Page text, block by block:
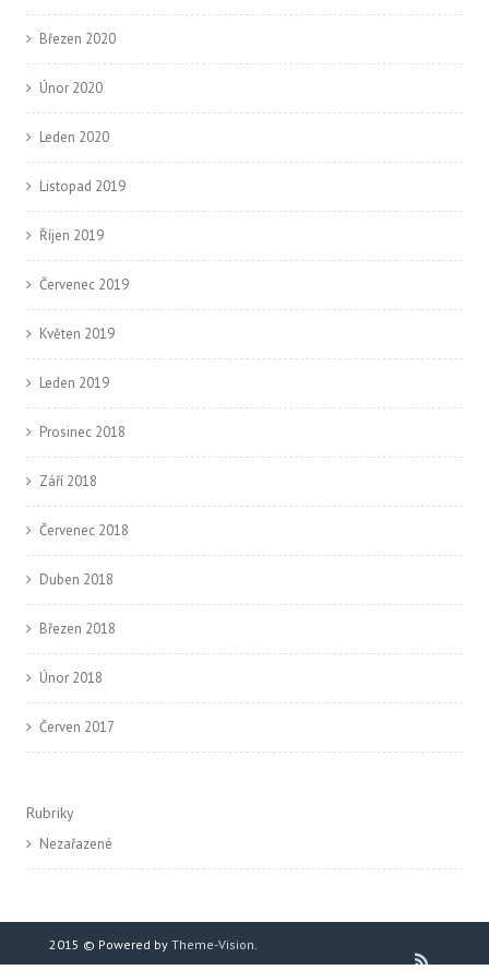
Březen 2020
Únor 2020
Leden 2020
Listopad 2019
Říjen 2019
Červenec 2019
Květen 2019
Leden 2019
Prosinec 2018
Září 2018
Červenec 2018
Duben 2018
Březen 2018
Únor 2018
Červen 2017
Rubriky
Nezařazené
2015 © Powered by Theme-Vision